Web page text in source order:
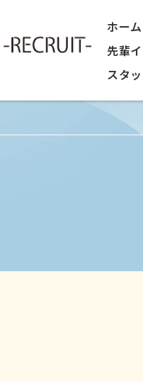
ホーム
先輩
スタ